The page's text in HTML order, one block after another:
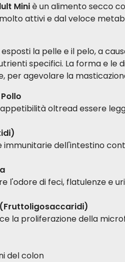
Miniè un alimento secco
attivi e dal veloce
esposti la pelle e il pelo, a
specifici. La forma e
per agevolare la
oltread essere
immunitarie dell'intestino
l'odore di feci, flatulenze e
(Fruttoligosaccaridi)
la proliferazione della
del colon